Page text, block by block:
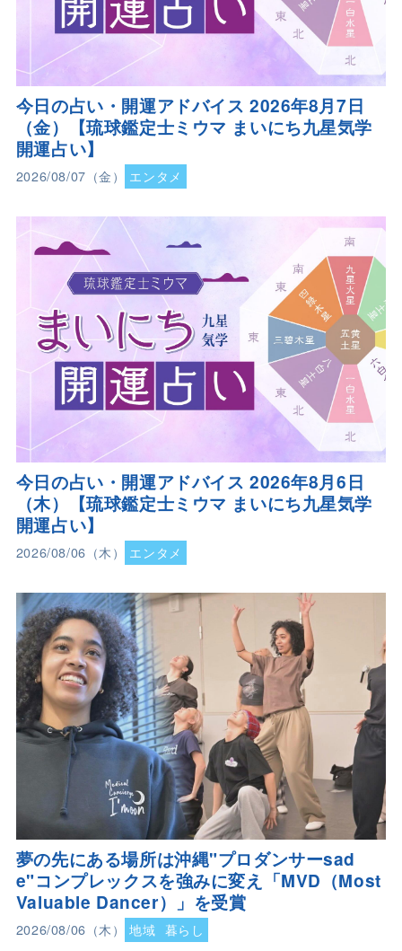
今日の占い・開運アドバイス 2026年8月7日
（金）【琉球鑑定士ミウマ まいにち九星気学
開運占い】
2026/08/07（金） エンタメ
今日の占い・開運アドバイス 2026年8月6日
（木）【琉球鑑定士ミウマ まいにち九星気学
開運占い】
2026/08/06（木） エンタメ
夢の先にある場所は沖縄"プロダンサーsad
e"コンプレックスを強みに変え「MVD（Most
Valuable Dancer）」を受賞
2026/08/06（木） 地域 暮らし